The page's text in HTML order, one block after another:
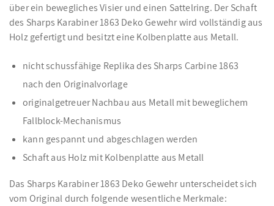
über ein bewegliches Visier und einen Sattelring. Der Schaft
des Sharps Karabiner 1863 Deko Gewehr wird vollständig aus
Holz gefertigt und besitzt eine Kolbenplatte aus Metall.
nicht schussfähige Replika des Sharps Carbine 1863
nach den Originalvorlage
originalgetreuer Nachbau aus Metall mit beweglichem
Fallblock-Mechanismus
kann gespannt und abgeschlagen werden
Schaft aus Holz mit Kolbenplatte aus Metall
Das Sharps Karabiner 1863 Deko Gewehr unterscheidet sich
vom Original durch folgende wesentliche Merkmale: